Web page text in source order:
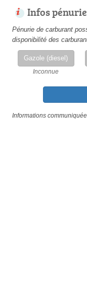
Infos pénurie
Pénurie de carburant
disponibilité des
Gazole (diesel)
Inconnue
Informations